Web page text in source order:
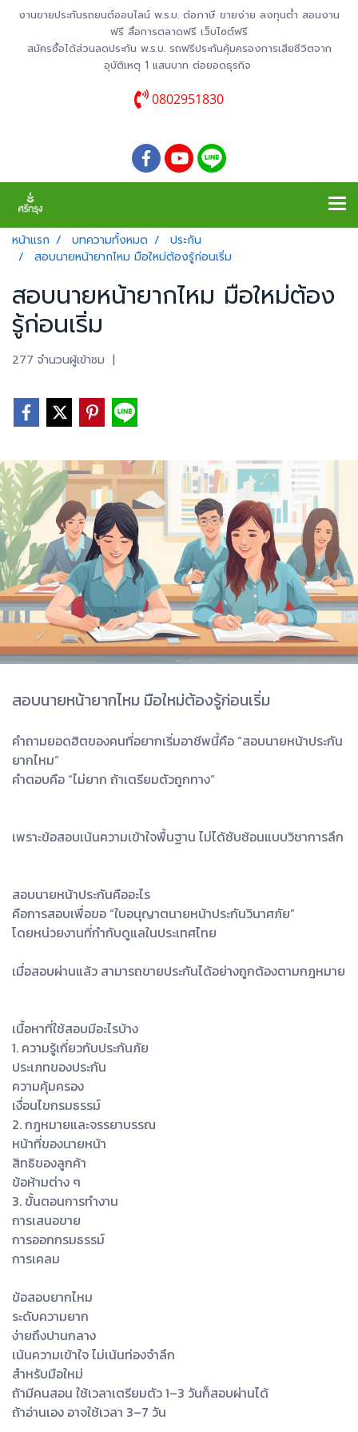
งานขายประกันรถยนต์ออนไลน์ พ.ร.บ. ต่อภาษี ขายง่าย ลงทุนต่ำ สอนงาน
ฟรี สื่อการตลาดฟรี เว็บไซต์ฟรี
สมัครซื้อได้ส่วนลดประกัน พ.ร.บ. รถฟรีประกันคุ้มครองการเสียชีวิตจาก
อุบัติเหตุ 1 แสนบาท ต่อยอดธุรกิจ
0802951830
หน้าแรก บทความทั้งหมด
ประกัน
สอบนายหน้ายากไหม มือใหม่ต้องรู้ก่อนเริ่ม
สอบนายหน้ายากไหม มือใหม่ต้อง
รู้ก่อนเริ่ม
277 จำนวนผู้เข้าชม |
สอบนายหน้ายากไหม มือใหม่ต้องรู้ก่อนเริ่ม
คำถามยอดฮิตของคนที่อยากเริ่มอาชีพนี้คือ “สอบนายหน้าประกัน
ยากไหม”
คำตอบคือ “ไม่ยาก ถ้าเตรียมตัวถูกทาง”
เพราะข้อสอบเน้นความเข้าใจพื้นฐาน ไม่ได้ซับซ้อนแบบวิชาการลึก
สอบนายหน้าประกันคืออะไร
คือการสอบเพื่อขอ “ใบอนุญาตนายหน้าประกันวินาศภัย”
โดยหน่วยงานที่กำกับดูแลในประเทศไทย
เมื่อสอบผ่านแล้ว สามารถขายประกันได้อย่างถูกต้องตามกฎหมาย
เนื้อหาที่ใช้สอบมีอะไรบ้าง
1. ความรู้เกี่ยวกับประกันภัย
ประเภทของประกัน
ความคุ้มครอง
เงื่อนไขกรมธรรม์
2. กฎหมายและจรรยาบรรณ
หน้าที่ของนายหน้า
สิทธิของลูกค้า
ข้อห้ามต่าง ๆ
3. ขั้นตอนการทำงาน
การเสนอขาย
การออกกรมธรรม์
การเคลม
ข้อสอบยากไหม
ระดับความยาก
ง่ายถึงปานกลาง
เน้นความเข้าใจ ไม่เน้นท่องจำลึก
สำหรับมือใหม่
ถ้ามีคนสอน ใช้เวลาเตรียมตัว 1–3 วันก็สอบผ่านได้
ถ้าอ่านเอง อาจใช้เวลา 3–7 วัน